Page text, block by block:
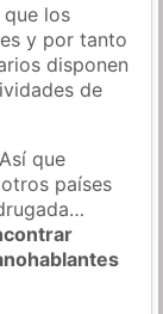
los
y por tanto
disponen
de
que
países